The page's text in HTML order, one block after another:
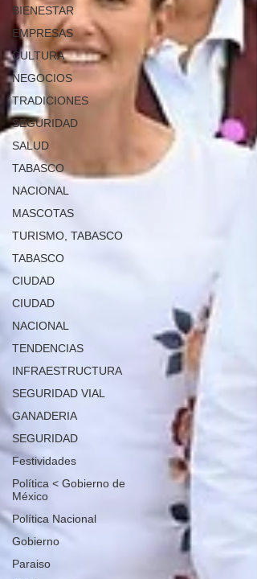
BIENESTAR
EMPRESAS
CULTURA
NEGOCIOS
TRADICIONES
SEGURIDAD
SALUD
TABASCO
NACIONAL
MASCOTAS
TURISMO, TABASCO
TABASCO
CIUDAD
CIUDAD
NACIONAL
TENDENCIAS
INFRAESTRUCTURA
SEGURIDAD VIAL
GANADERIA
SEGURIDAD
Festividades
Política < Gobierno de
México
Política Nacional
Gobierno
Paraiso